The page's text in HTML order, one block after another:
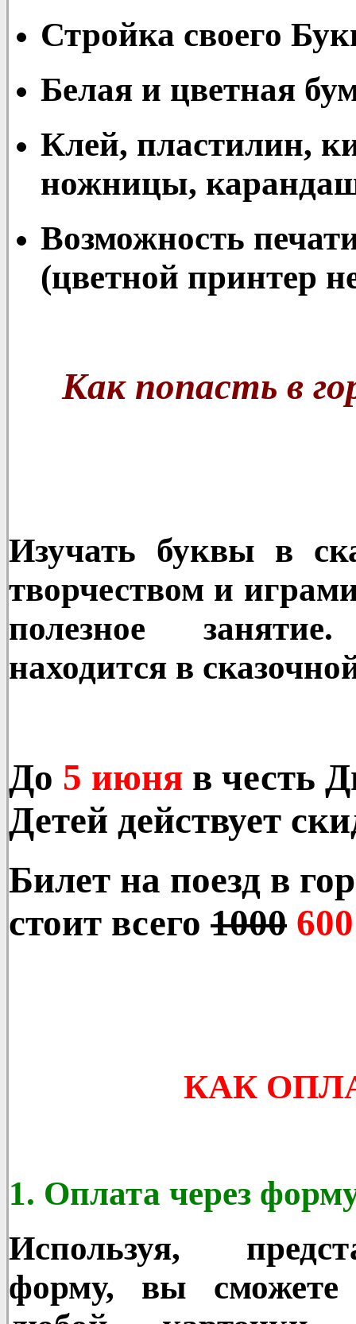
Стройка своего
Белая и цветная
Клей, пластилин,
ножницы,
Возможность
(цветной принтер
Как попасть в
Изучать буквы в
творчеством и
полезное
находится в
До 5 июня в честь
Детей действует
Билет на поезд в
стоит всего 1000
КАК
1. Оплата через
Используя,
форму, вы сможете